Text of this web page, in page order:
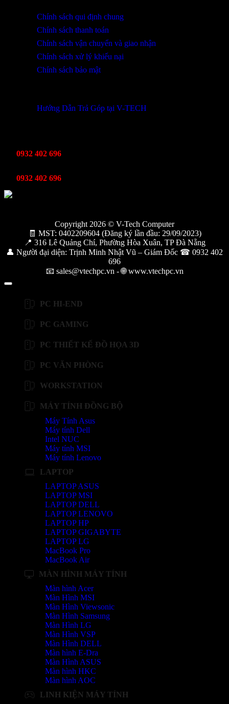
Chính sách qui định chung
Chính sách thanh toán
Chính sách vận chuyển và giao nhận
Chính sách xử lý khiếu nại
Chính sách bảo mật
Hướng Dẫn Trả Góp tại V-TECH
0932 402 696
0932 402 696
Copyright 2026 © V-Tech Computer
🧾 MST: 0402209604 (Đăng ký lần đầu: 29/09/2023)
📍 316 Lê Quảng Chí, Phường Hòa Xuân, TP Đà Nẵng
👤 Người đại diện: Trịnh Minh Nhật Vũ – Giám Đốc ☎ 0932 402
696
📧 sales@vtechpc.vn - 🌐 www.vtechpc.vn
PC HI-END
PC GAMING
PC THIẾT KẾ ĐỒ HỌA 3D
PC VĂN PHÒNG
WORKSTATION
MÁY TÍNH ĐỒNG BỘ
Máy Tính Asus
Máy tính Dell
Intel NUC
Máy tính MSI
Máy tính Lenovo
LAPTOP
LAPTOP ASUS
LAPTOP MSI
LAPTOP DELL
LAPTOP LENOVO
LAPTOP HP
LAPTOP GIGABYTE
LAPTOP LG
MacBook Pro
MacBook Air
MÀN HÌNH MÁY TÍNH
Màn hình Acer
Màn Hình MSI
Màn Hình Viewsonic
Màn Hình Samsung
Màn Hình LG
Màn Hình VSP
Màn Hình DELL
Màn hình E-Dra
Màn Hình ASUS
Màn hình HKC
Màn hình AOC
LINH KIỆN MÁY TÍNH